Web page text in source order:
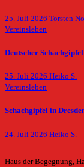
25. Juli 2026 Torsten
Vereinsleben
Deutscher
25. Juli 2026 Heiko S.
Vereinsleben
Schachgipfel in
24. Juli 2026 Heiko S.
Haus der Begegnung,